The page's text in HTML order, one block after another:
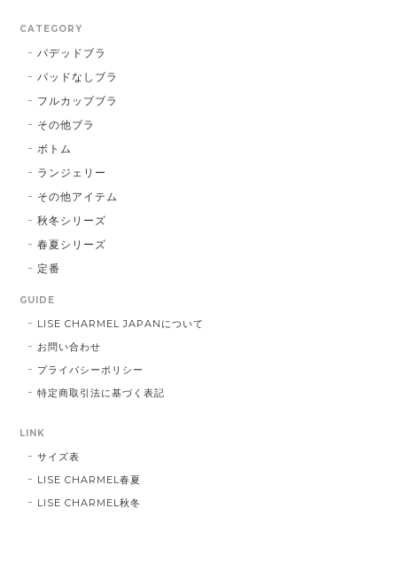
CATEGORY
パデッドブラ
パッドなしブラ
フルカップブラ
その他ブラ
ボトム
ランジェリー
その他アイテム
秋冬シリーズ
春夏シリーズ
定番
GUIDE
LISE CHARMEL JAPANについて
お問い合わせ
プライバシーポリシー
特定商取引法に基づく表記
LINK
サイズ表
LISE CHARMEL春夏
LISE CHARMEL秋冬